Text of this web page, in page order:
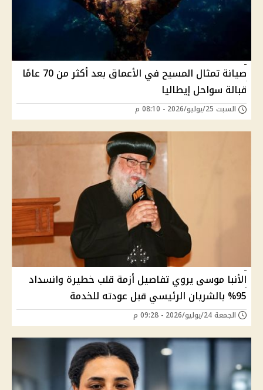
صيانة تمثال المسيح في الأعماق بعد أكثر من 70 عامًا
قبالة سواحل إيطاليا
السبت 25/يوليو/2026 - 08:10 م
الأنبا موسى يروي تفاصيل أزمة قلب خطيرة وانسداد
95% بالشريان الرئيسي قبل عودته للخدمة
الجمعة 24/يوليو/2026 - 09:28 م